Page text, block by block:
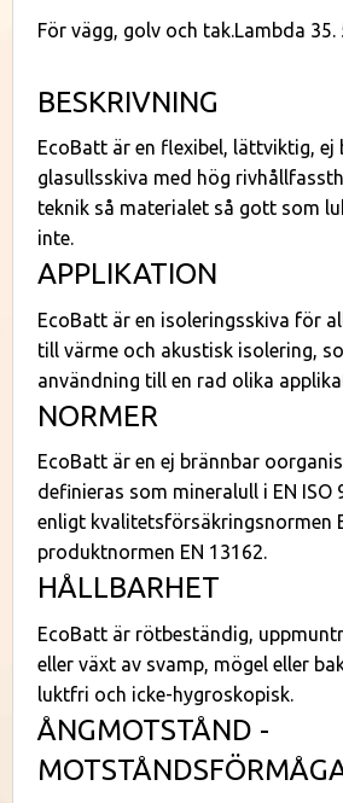
För vägg, golv och tak.Lambda 35.
BESKRIVNING
EcoBatt är en flexibel, lättviktig, ej
glasullsskiva med hög
teknik så materialet så gott som
inte.
APPLIKATION
EcoBatt är en isoleringsskiva för
till värme och akustisk isolering,
användning till en rad olika
NORMER
EcoBatt är en ej brännbar
definieras som mineralull i EN ISO
enligt kvalitetsförsäkringsnormen
produktnormen EN 13162.
HÅLLBARHET
EcoBatt är rötbeständig,
eller växt av svamp, mögel eller
luktfri och icke-hygroskopisk.
ÅNGMOTSTÅND -